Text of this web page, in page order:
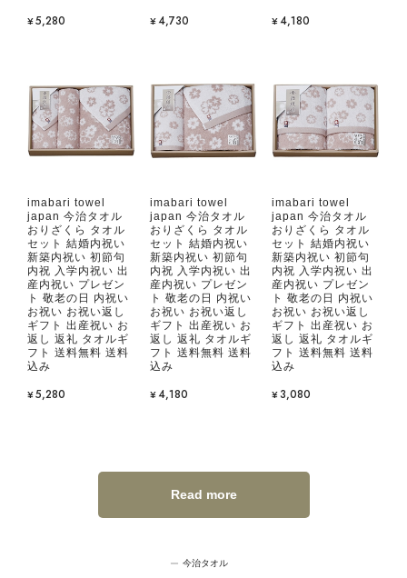
¥5,280 ¥4,730 ¥4,180
imabari towel
japan 今治タオル
おりざくら タオル
セット 結婚内祝い
新築内祝い 初節句
内祝 入学内祝い 出
産内祝い プレゼン
ト 敬老の日 内祝い
お祝い お祝い返し
ギフト 出産祝い お
返し 返礼 タオルギ
フト 送料無料 送料
込み
¥5,280
imabari towel
japan 今治タオル
おりざくら タオル
セット 結婚内祝い
新築内祝い 初節句
内祝 入学内祝い 出
産内祝い プレゼン
ト 敬老の日 内祝い
お祝い お祝い返し
ギフト 出産祝い お
返し 返礼 タオルギ
フト 送料無料 送料
込み
¥4,180
imabari towel
japan 今治タオル
おりざくら タオル
セット 結婚内祝い
新築内祝い 初節句
内祝 入学内祝い 出
産内祝い プレゼン
ト 敬老の日 内祝い
お祝い お祝い返し
ギフト 出産祝い お
返し 返礼 タオルギ
フト 送料無料 送料
込み
¥3,080
Read more
今治タオル